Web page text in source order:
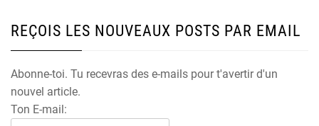
REÇOIS LES NOUVEAUX POSTS PAR EMAIL
Abonne-toi. Tu recevras des e-mails pour t'avertir d'un
nouvel article.
Ton E-mail: